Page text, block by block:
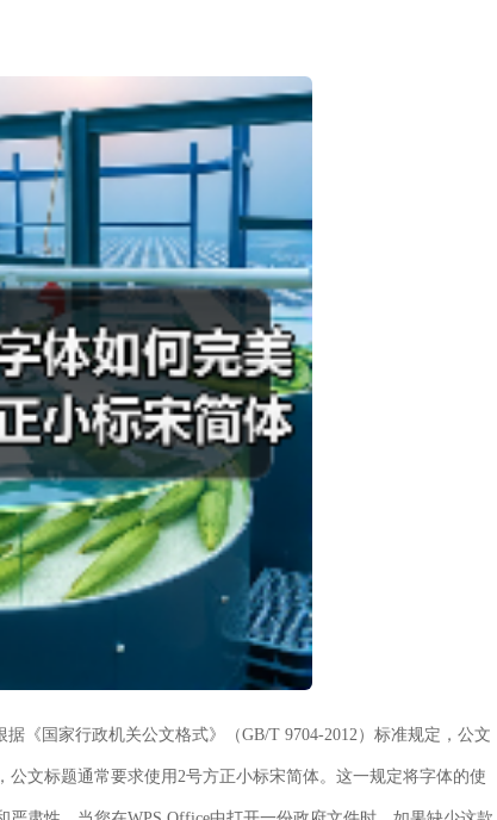
据 《国家行政机关公文格式》（GB/T 9704-2012） 标准规定，公文
文标题通常要求使用2号方正小标宋简体。这一规定将字体的使